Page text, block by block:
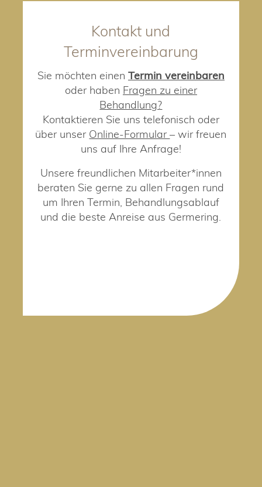
Kontakt und
Terminvereinbarung
Sie möchten einen Termin vereinbaren
oder haben Fragen zu einer
Behandlung?
Kontaktieren Sie uns telefonisch oder
über unser Online-Formular– wir freuen
uns auf Ihre Anfrage!
Unsere freundlichen Mitarbeiter*innen
beraten Sie gerne zu allen Fragen rund
um Ihren Termin, Behandlungsablauf
und die beste Anreise aus Germering.